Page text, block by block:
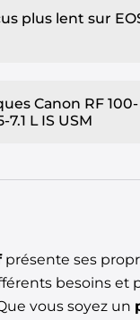
plus lent sur
Canon RF 100-
L IS USM
présente ses
besoins et
vous soyez un